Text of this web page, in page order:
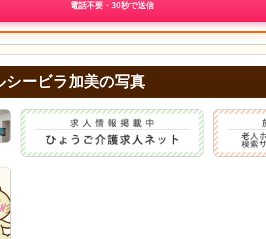
電話不要・30秒で送信
シービラ加美の写真